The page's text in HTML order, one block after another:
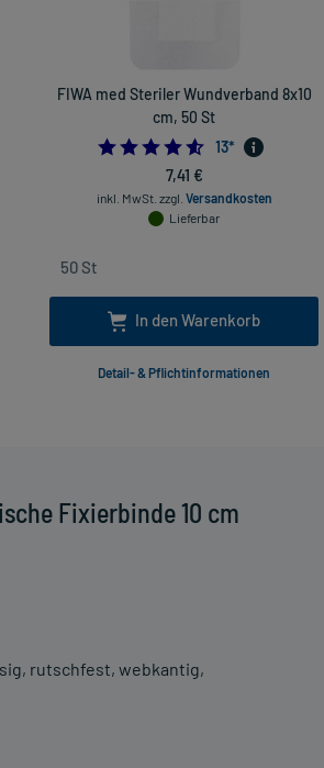
Fixierbinde 10 cm
rutschfest, webkantig,
FIWA med Steriler Wundverband 8x10
cm, 50 St
13*
7,41 €
inkl. MwSt. zzgl. Versandkosten
Lieferbar
In den Warenkorb
Detail- & Pflichtinformationen